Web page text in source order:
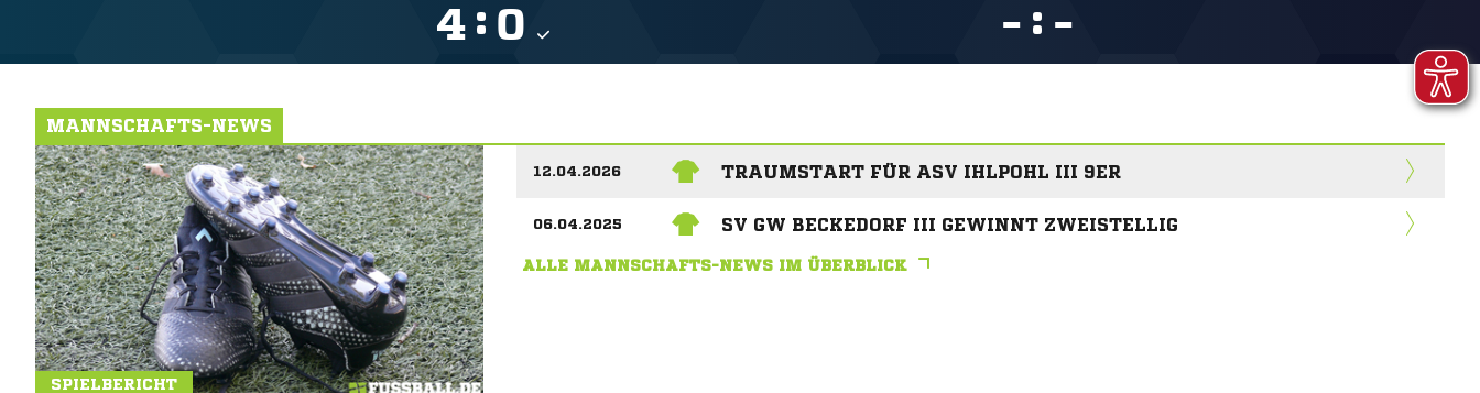
 :   : 
MANNSCHAFTS-NEWS
SPIELBERICHT
12.04.2026 TRAUMSTART FÜR ASV IHLPOHL III 9ER
06.04.2025 SV GW BECKEDORF III GEWINNT ZWEISTELLIG
ALLE MANNSCHAFTS-NEWS IM ÜBERBLICK